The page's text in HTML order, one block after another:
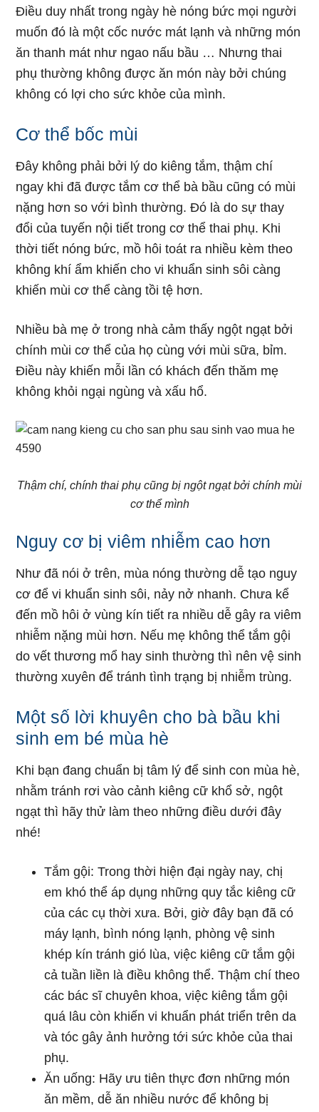
Điều duy nhất trong ngày hè nóng bức mọi người
muốn đó là một cốc nước mát lạnh và những món
ăn thanh mát như ngao nấu bầu … Nhưng thai
phụ thường không được ăn món này bởi chúng
không có lợi cho sức khỏe của mình.
Cơ thể bốc mùi
Đây không phải bởi lý do kiêng tắm, thậm chí
ngay khi đã được tắm cơ thể bà bầu cũng có mùi
nặng hơn so với bình thường. Đó là do sự thay
đổi của tuyến nội tiết trong cơ thể thai phụ. Khi
thời tiết nóng bức, mồ hôi toát ra nhiều kèm theo
không khí ẩm khiến cho vi khuẩn sinh sôi càng
khiến mùi cơ thể càng tồi tệ hơn.
Nhiều bà mẹ ở trong nhà cảm thấy ngột ngạt bởi
chính mùi cơ thể của họ cùng với mùi sữa, bỉm.
Điều này khiến mỗi lần có khách đến thăm mẹ
không khỏi ngại ngùng và xấu hổ.
Thậm chí, chính thai phụ cũng bị ngột ngạt bởi chính mùi
cơ thể mình
Nguy cơ bị viêm nhiễm cao hơn
Như đã nói ở trên, mùa nóng thường dễ tạo nguy
cơ để vi khuẩn sinh sôi, nảy nở nhanh. Chưa kể
đến mồ hôi ở vùng kín tiết ra nhiều dễ gây ra viêm
nhiễm nặng mùi hơn. Nếu mẹ không thể tắm gội
do vết thương mổ hay sinh thường thì nên vệ sinh
thường xuyên để tránh tình trạng bị nhiễm trùng.
Một số lời khuyên cho bà bầu khi
sinh em bé mùa hè
Khi bạn đang chuẩn bị tâm lý để sinh con mùa hè,
nhằm tránh rơi vào cảnh kiêng cữ khổ sở, ngột
ngạt thì hãy thử làm theo những điều dưới đây
nhé!
Tắm gội: Trong thời hiện đại ngày nay, chị
em khó thể áp dụng những quy tắc kiêng cữ
của các cụ thời xưa. Bởi, giờ đây bạn đã có
máy lạnh, bình nóng lạnh, phòng vệ sinh
khép kín tránh gió lùa, việc kiêng cữ tắm gội
cả tuần liền là điều không thể. Thậm chí theo
các bác sĩ chuyên khoa, việc kiêng tắm gội
quá lâu còn khiến vi khuẩn phát triển trên da
và tóc gây ảnh hưởng tới sức khỏe của thai
phụ.
Ăn uống: Hãy ưu tiên thực đơn những món
ăn mềm, dễ ăn nhiều nước để không bị